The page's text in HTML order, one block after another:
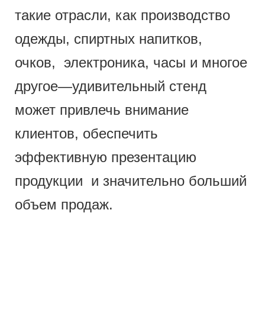
такие отрасли, как производство
одежды, спиртных напитков,
очков, электроника, часы и многое
другое—удивительный стенд
может привлечь внимание
клиентов, обеспечить
эффективную презентацию
продукции и значительно больший
объем продаж.